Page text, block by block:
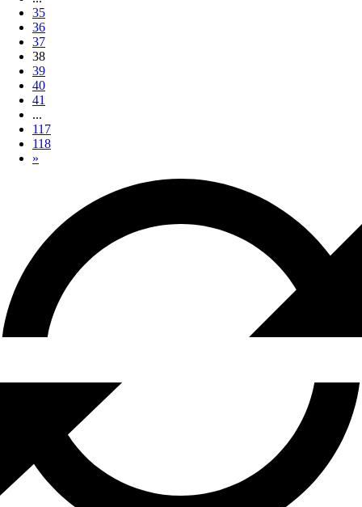
35
36
37
38
39
40
41
...
117
118
»